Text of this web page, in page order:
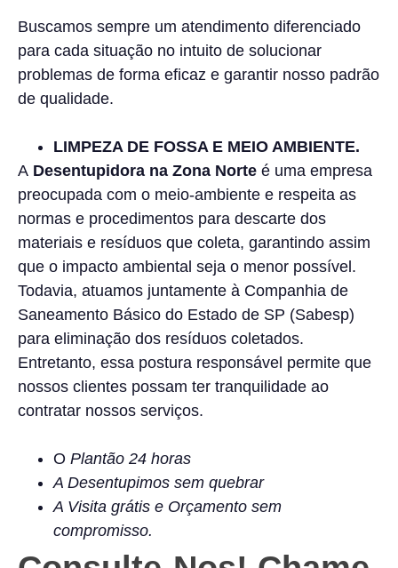
Buscamos sempre um atendimento diferenciado
para cada situação no intuito de solucionar
problemas de forma eficaz e garantir nosso padrão
de qualidade.
LIMPEZA DE FOSSA E MEIO AMBIENTE.
A Desentupidora na Zona Norte é uma empresa
preocupada com o meio-ambiente e respeita as
normas e procedimentos para descarte dos
materiais e resíduos que coleta, garantindo assim
que o impacto ambiental seja o menor possível.
Todavia, atuamos juntamente à Companhia de
Saneamento Básico do Estado de SP (Sabesp)
para eliminação dos resíduos coletados.
Entretanto, essa postura responsável permite que
nossos clientes possam ter tranquilidade ao
contratar nossos serviços.
O Plantão 24 horas
A Desentupimos sem quebrar
A Visita grátis e Orçamento sem
compromisso.